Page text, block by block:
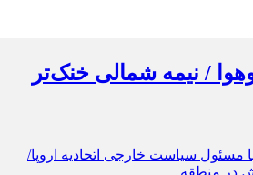
/ نیمه شمالی خنک‌تر